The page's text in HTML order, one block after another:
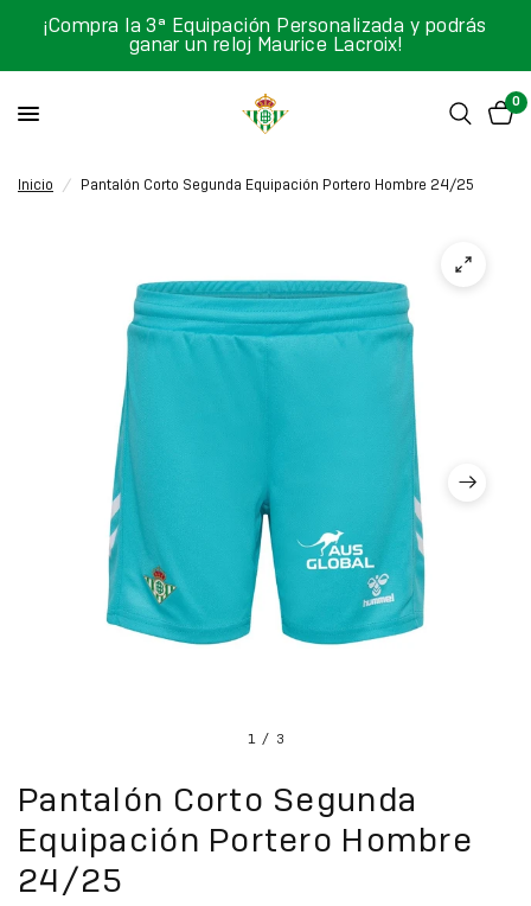
¡Compra la 3ª Equipación Personalizada y podrás
ganar un reloj Maurice Lacroix!
0
Inicio / Pantalón Corto Segunda Equipación Portero Hombre 24/25
1 / 3
Pantalón Corto Segunda
Equipación Portero Hombre
24/25